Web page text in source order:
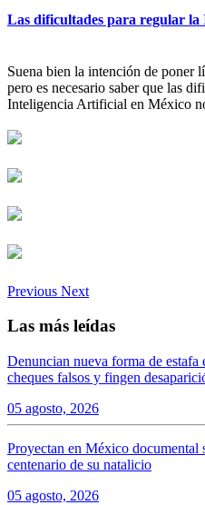
Las dificultades para regular
Suena bien la intención de poner
pero es necesario saber que las
Inteligencia Artificial en México
Previous Next
Las más leídas
Denuncian nueva forma de
cheques falsos y fingen
05 agosto, 2026
Proyectan en México documental
centenario de su natalicio
05 agosto, 2026